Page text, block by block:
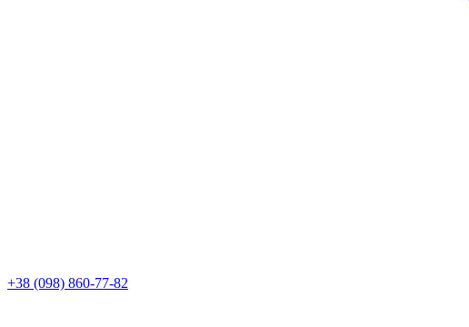
+38 (098) 860-77-82